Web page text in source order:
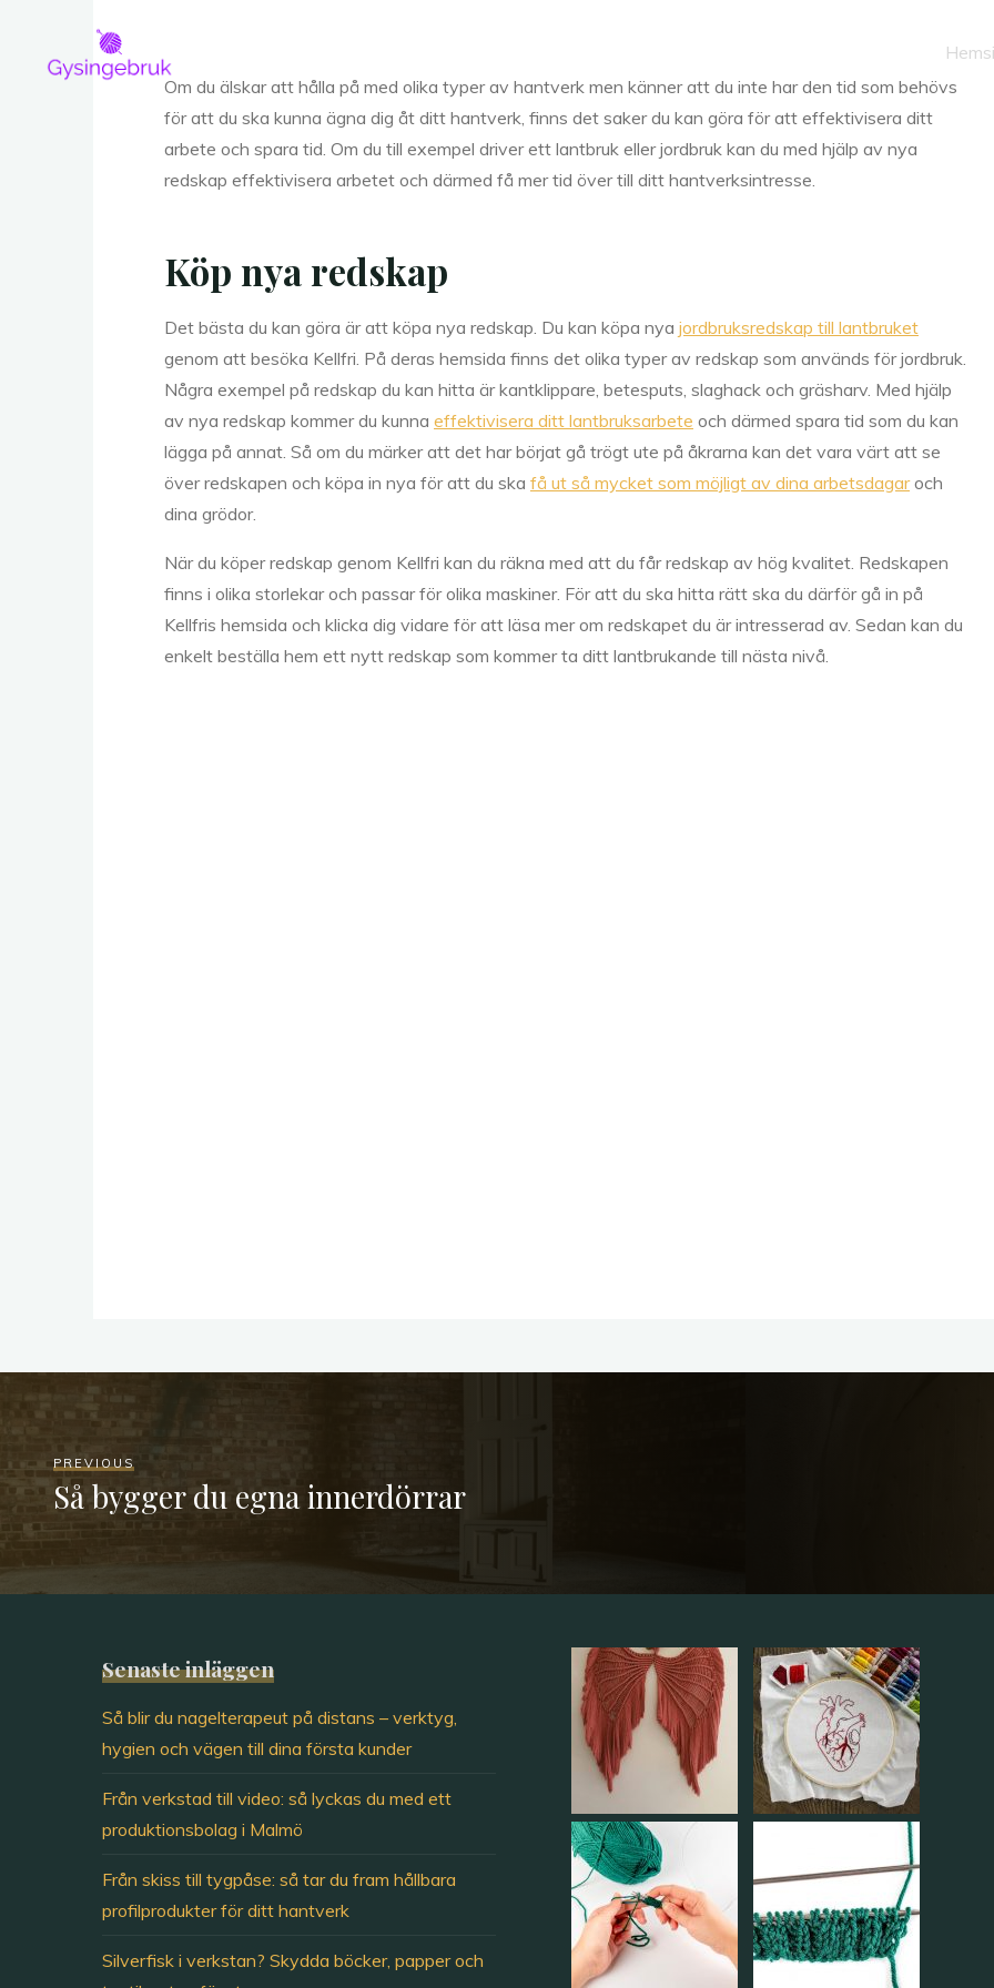
content
Om du älskar att hålla på med olika typer av hantverk men känner att du inte har den tid som behövs
för att du ska kunna ägna dig åt ditt hantverk, finns det saker du kan göra för att effektivisera ditt
arbete och spara tid. Om du till exempel driver ett lantbruk eller jordbruk kan du med hjälp av nya
redskap effektivisera arbetet och därmed få mer tid över till ditt hantverksintresse.
Köp nya redskap
Det bästa du kan göra är att köpa nya redskap. Du kan köpa nya jordbruksredskap till lantbruket
genom att besöka Kellfri. På deras hemsida finns det olika typer av redskap som används för jordbruk.
Några exempel på redskap du kan hitta är kantklippare, betesputs, slaghack och gräsharv. Med hjälp
av nya redskap kommer du kunna effektivisera ditt lantbruksarbete och därmed spara tid som du kan
lägga på annat. Så om du märker att det har börjat gå trögt ute på åkrarna kan det vara värt att se
över redskapen och köpa in nya för att du ska få ut så mycket som möjligt av dina arbetsdagaroch
dina grödor.
När du köper redskap genom Kellfri kan du räkna med att du får redskap av hög kvalitet. Redskapen
finns i olika storlekar och passar för olika maskiner. För att du ska hitta rätt ska du därför gå in på
Kellfris hemsida och klicka dig vidare för att läsa mer om redskapet du är intresserad av. Sedan kan du
enkelt beställa hem ett nytt redskap som kommer ta ditt lantbrukande till nästa nivå.
PREVIOUS
Så bygger du egna innerdörrar
Senaste inläggen
Så blir du nagelterapeut på distans – verktyg,
hygien och vägen till dina första kunder
Från verkstad till video: så lyckas du med ett
produktionsbolag i Malmö
Från skiss till tygpåse: så tar du fram hållbara
profilprodukter för ditt hantverk
Silverfisk i verkstan? Skydda böcker, papper och